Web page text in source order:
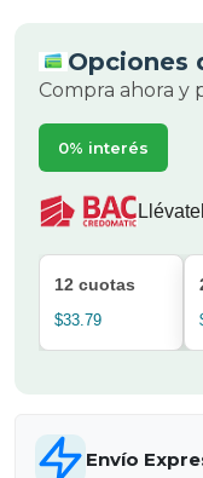
Opciones
Compra ahora y
0% interés
12 cuotas
$33.79
Envío